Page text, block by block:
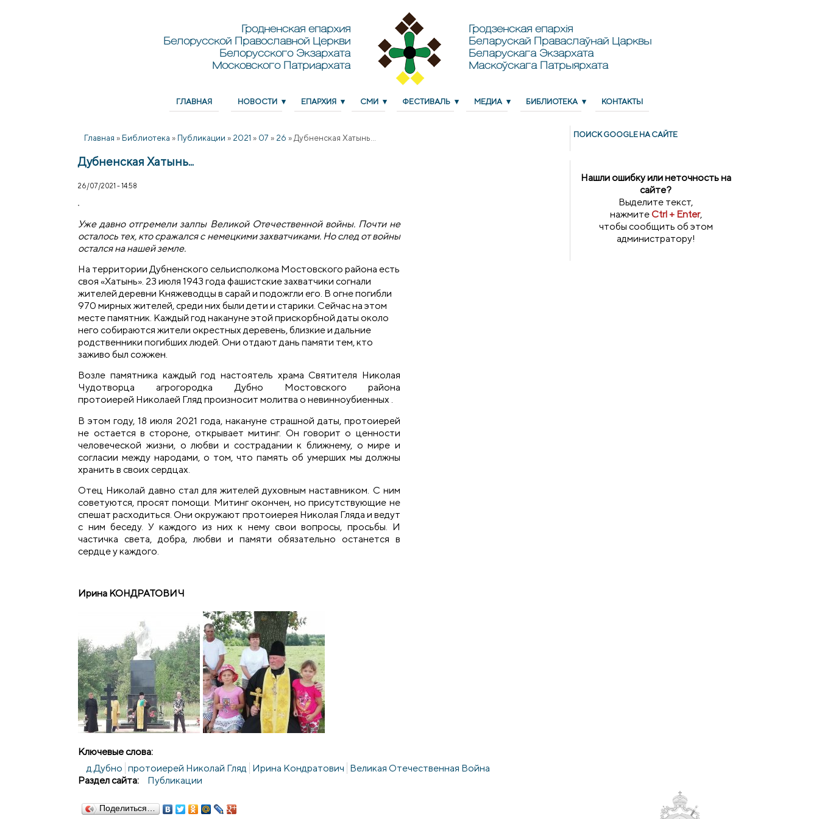
Гродненская епархия
Белорусской Православной Церкви
Белорусского Экзархата
Московского Патриархата
Гродзенская епархія
Беларускай Праваслаўнай Царквы
Беларускага Экзархата
Маскоўскага Патрыярхата
ГЛАВНАЯ НОВОСТИ ЕПАРХИЯ СМИ ФЕСТИВАЛЬ МЕДИА БИБЛИОТЕКА КОНТАКТЫ
Главная » Библиотека » Публикации » 2021 » 07 » 26 » Дубненская Хатынь...
Дубненская Хатынь...
26/07/2021 - 14:58
Уже давно отгремели залпы Великой Отечественной войны. Почти не
осталось тех, кто сражался с немецкими захватчиками. Но след от войны
остался на нашей земле.
На территории Дубненского сельисполкома Мостовского района есть
своя «Хатынь». 23 июля 1943 года фашистские захватчики согнали
жителей деревни Княжеводцы в сарай и подожгли его. В огне погибли
970 мирных жителей, среди них были дети и старики. Сейчас на этом
месте памятник. Каждый год накануне этой прискорбной даты около
него собираются жители окрестных деревень, близкие и дальние
родственники погибших людей. Они отдают дань памяти тем, кто
заживо был сожжен.
Возле памятника каждый год настоятель храма Святителя Николая
Чудотворца агрогородка Дубно Мостовского района
протоиерей Николаей Гляд произносит молитва о невинноубиенных .
В этом году, 18 июля 2021 года, накануне страшной даты, протоиерей
не остается в стороне, открывает митинг. Он говорит о ценности
человеческой жизни, о любви и сострадании к ближнему, о мире и
согласии между народами,о том, что память об умерших мы должны
хранить в своих сердцах.
Отец Николай давно стал для жителей духовным наставником. С ним
советуются, просят помощи. Митинг окончен, но присутствующие не
спешат расходиться. Они окружают протоиерея Николая Гляда и ведут
с ним беседу. У каждого из них к нему свои вопросы, просьбы. И
частичка света, добра, любви и памяти обязательно останется в
сердце у каждого.
Ирина КОНДРАТОВИЧ
Ключевые слова:
д.Дубно протоиерей Николай Гляд Ирина Кондратович Великая Отечественная Война
Раздел сайта:
Публикации
Поделиться…
ПОИСК GOОGLE НА САЙТЕ
Нашли ошибку или неточность на
сайте?
Выделите текст,
нажмитеCtrl + Enter,
чтобы сообщить об этом
администратору!